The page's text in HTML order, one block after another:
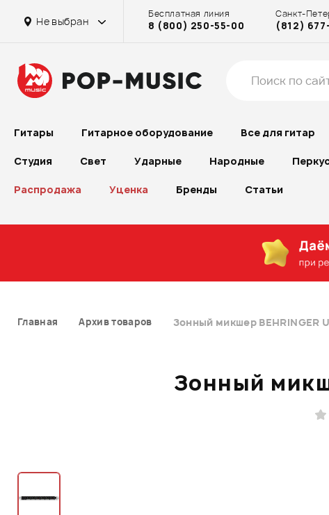
Не выбран
Бесплатная линия
8 (800) 250-55-00
Санкт-
(812)
Гитары Гитарное оборудование Все для гитар
Студия Свет Ударные Народные
Распродажа Уценка Бренды Статьи
Главная Архив товаров Зонный микшер BEHRINGER
Зонный